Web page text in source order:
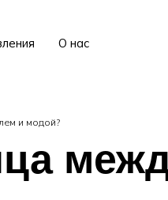
О нас
и модой?